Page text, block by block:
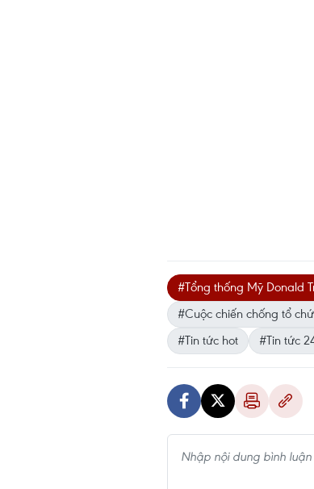
#Tổng thống Mỹ Donald
#Cuộc chiến chống tổ
#Tin tức hot
#Tin tức